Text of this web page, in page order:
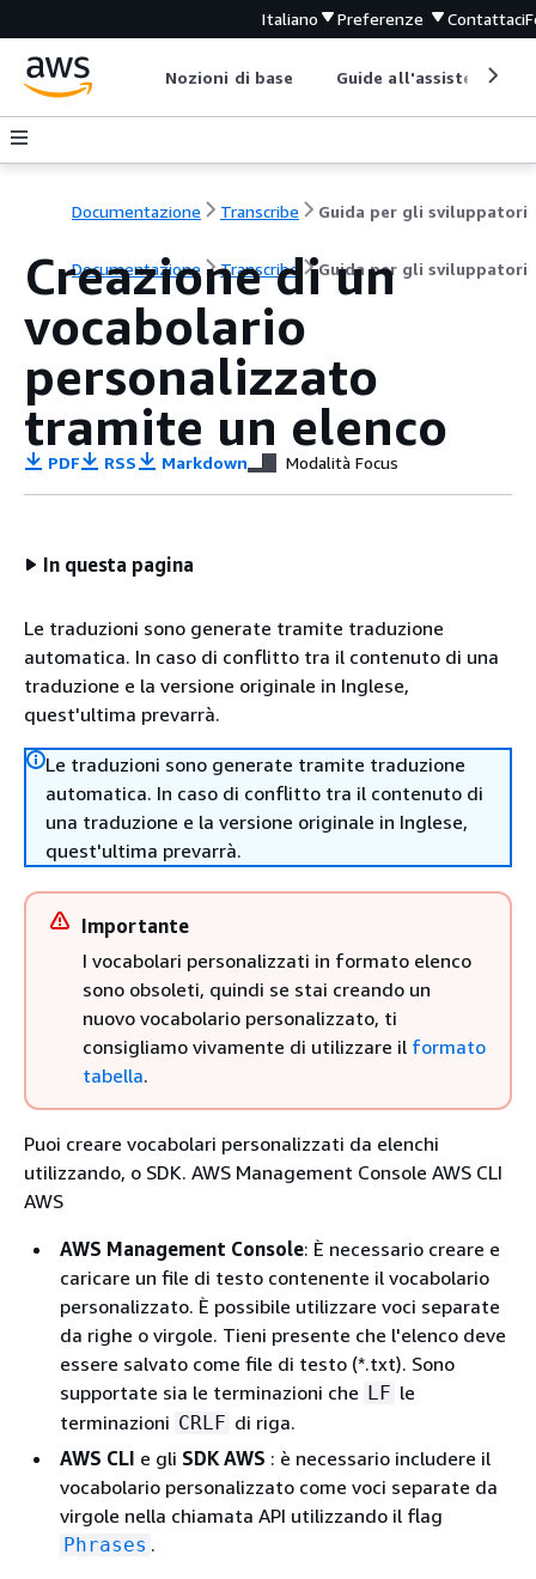
Italiano Preferenze Contattaci
Nozioni di base Guide all'assistenza
Documentazione Transcribe Guida per gli sviluppatori
Documentazione Transcribe Guida per gli sviluppatori
Creazione di un
vocabolario
personalizzato
tramite un elenco
PDF RSS Markdown Modalità Focus
In questa pagina
Le traduzioni sono generate tramite traduzione
automatica. In caso di conflitto tra il contenuto di una
traduzione e la versione originale in Inglese,
quest'ultima prevarrà.
Le traduzioni sono generate tramite traduzione
automatica. In caso di conflitto tra il contenuto di
una traduzione e la versione originale in Inglese,
quest'ultima prevarrà.
Importante
I vocabolari personalizzati in formato elenco
sono obsoleti, quindi se stai creando un
nuovo vocabolario personalizzato, ti
consigliamo vivamente di utilizzare il formato
tabella.
Puoi creare vocabolari personalizzati da elenchi
utilizzando, o SDK. AWS Management Console AWS CLI
AWS
AWS Management Console: È necessario creare e
caricare un file di testo contenente il vocabolario
personalizzato. È possibile utilizzare voci separate
da righe o virgole. Tieni presente che l'elenco deve
essere salvato come file di testo (*.txt). Sono
supportate sia le terminazioni che LF le
terminazioni CRLF di riga.
AWS CLI e gli SDK AWS : è necessario includere il
vocabolario personalizzato come voci separate da
virgole nella chiamata API utilizzando il flag
Phrases .